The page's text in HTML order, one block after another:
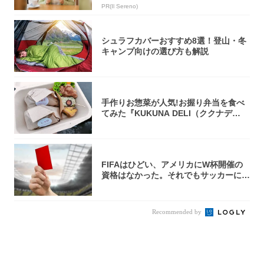
PR(Il Sereno)
シュラフカバーおすすめ8選！登山・冬
キャンプ向けの選び方も解説
手作りお惣菜が人気!お握り弁当を食べ
てみた『KUKUNA DELI（ククナデ
FIFAはひどい、アメリカにW杯開催の
資格はなかった。それでもサッカーには
Recommended by